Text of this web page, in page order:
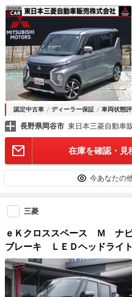
Ｖ・バックカメラ・ＥＴＣ連
逸脱警報・ＬＥＤヘッドライ
ト・オートハイビーム・シー
ー
認定中古車 ディーラー保証 車両状態
長野県岡谷市 東日本三菱自動車
在庫を確認・見
今あなたの
三菱
ｅＫクロススペース Ｍ ナ
ブレーキ ＬＥＤヘッドライ
ドドア キーレス 走行１０５